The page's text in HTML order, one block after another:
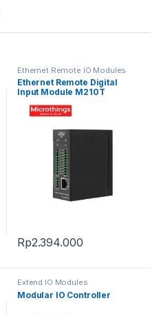
Ethernet Remote IO Modules
Ethernet Remote Digital
Input Module M210T
Rp2.394.000
Extend IO Modules
Modular IO Controller